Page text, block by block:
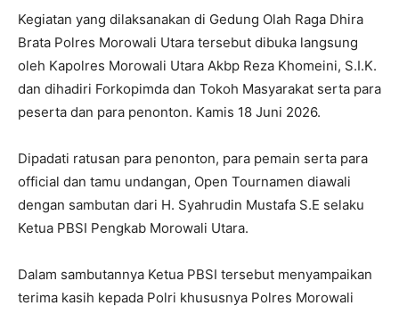
Kegiatan yang dilaksanakan di Gedung Olah Raga Dhira
Brata Polres Morowali Utara tersebut dibuka langsung
oleh Kapolres Morowali Utara Akbp Reza Khomeini, S.I.K.
dan dihadiri Forkopimda dan Tokoh Masyarakat serta para
peserta dan para penonton. Kamis 18 Juni 2026.
Dipadati ratusan para penonton, para pemain serta para
official dan tamu undangan, Open Tournamen diawali
dengan sambutan dari H. Syahrudin Mustafa S.E selaku
Ketua PBSI Pengkab Morowali Utara.
Dalam sambutannya Ketua PBSI tersebut menyampaikan
terima kasih kepada Polri khususnya Polres Morowali